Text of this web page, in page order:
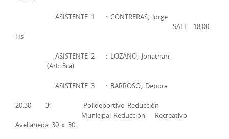
ASISTENTE 1 : CONTRERAS, Jorge
SALE 18,00
Hs
ASISTENTE 2 : LOZANO, Jonathan
(Arb 3ra)
ASISTENTE 3 : BARROSO, Debora
20.30 3ª Polideportivo Reducción
Municipal Reducción – Recreativo
Avellaneda 30 x 30